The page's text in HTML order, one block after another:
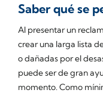
Saber qué se
Al presentar un
crear una larga lista
o dañadas por el
puede ser de gran
momento. Como